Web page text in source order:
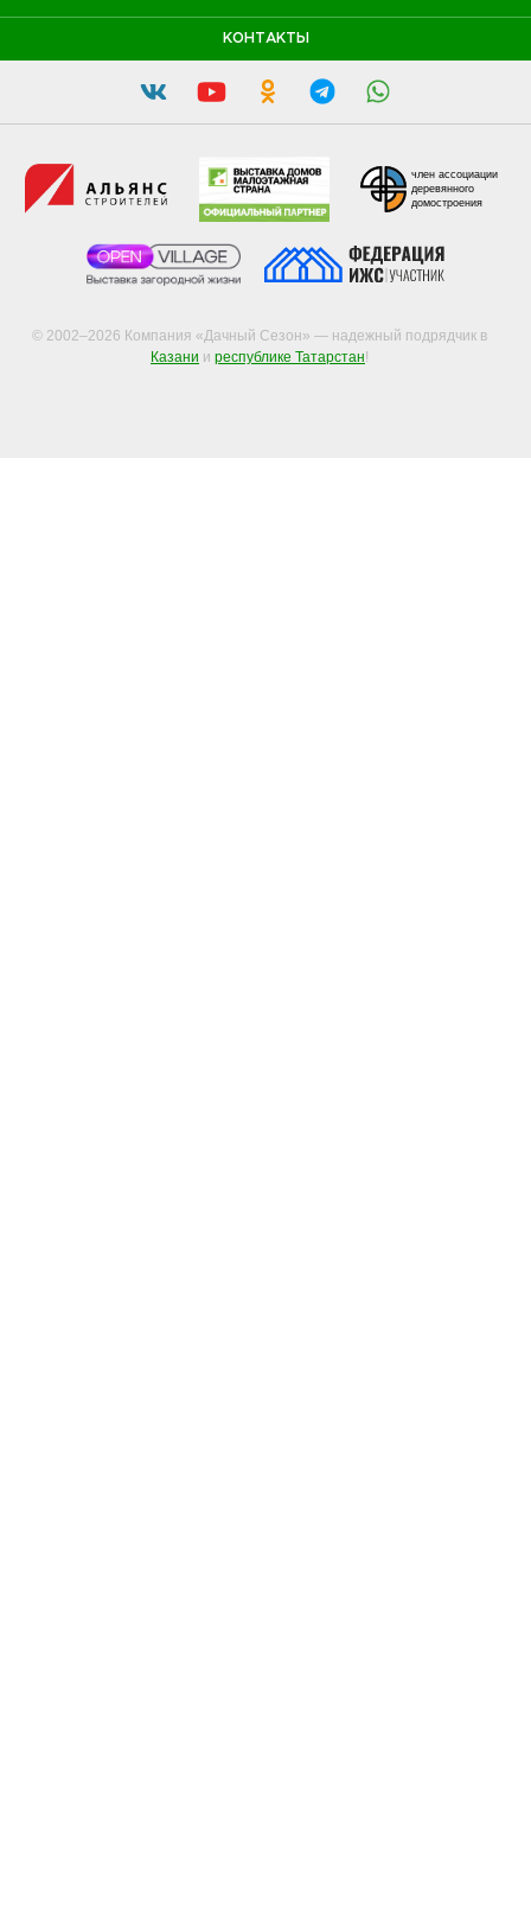
КОНТАКТЫ
© 2002–2026 Компания «Дачный Сезон» — надежный подрядчик в
Казани и республике Татарстан!
член ассоциации
деревянного
домостроения